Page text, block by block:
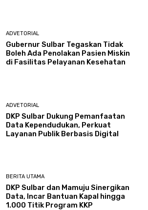
ADVETORIAL
Gubernur Sulbar Tegaskan Tidak
Boleh Ada Penolakan Pasien Miskin
di Fasilitas Pelayanan Kesehatan
ADVETORIAL
DKP Sulbar Dukung Pemanfaatan
Data Kependudukan, Perkuat
Layanan Publik Berbasis Digital
BERITA UTAMA
DKP Sulbar dan Mamuju Sinergikan
Data, Incar Bantuan Kapal hingga
1.000 Titik Program KKP